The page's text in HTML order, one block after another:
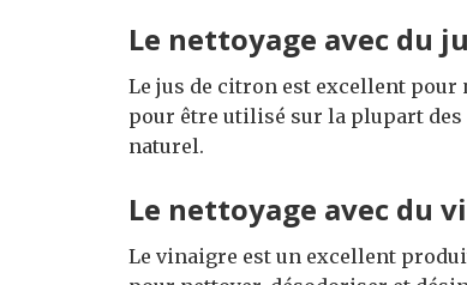
Le nettoyage avec du
Le jus de citron est excellent
pour être utilisé sur la plupart
naturel.
Le nettoyage avec du
Le vinaigre est un excellent